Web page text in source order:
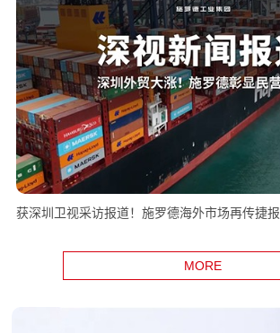
获深圳卫视采访报道！施罗德海外市场再传捷报
MORE